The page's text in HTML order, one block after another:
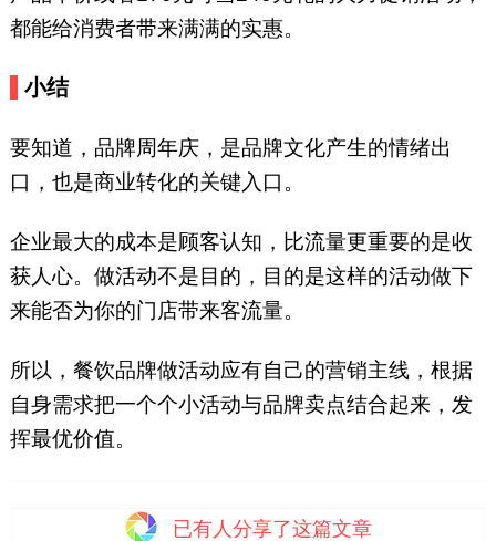
都能给消费者带来满满的实惠。
小结
要知道，品牌周年庆，是品牌文化产生的情绪出
口，也是商业转化的关键入口。
企业最大的成本是顾客认知，比流量更重要的是收
获人心。做活动不是目的，目的是这样的活动做下
来能否为你的门店带来客流量。
所以，餐饮品牌做活动应有自己的营销主线，根据
自身需求把一个个小活动与品牌卖点结合起来，发
挥最优价值。
已有 人分享了这篇文章